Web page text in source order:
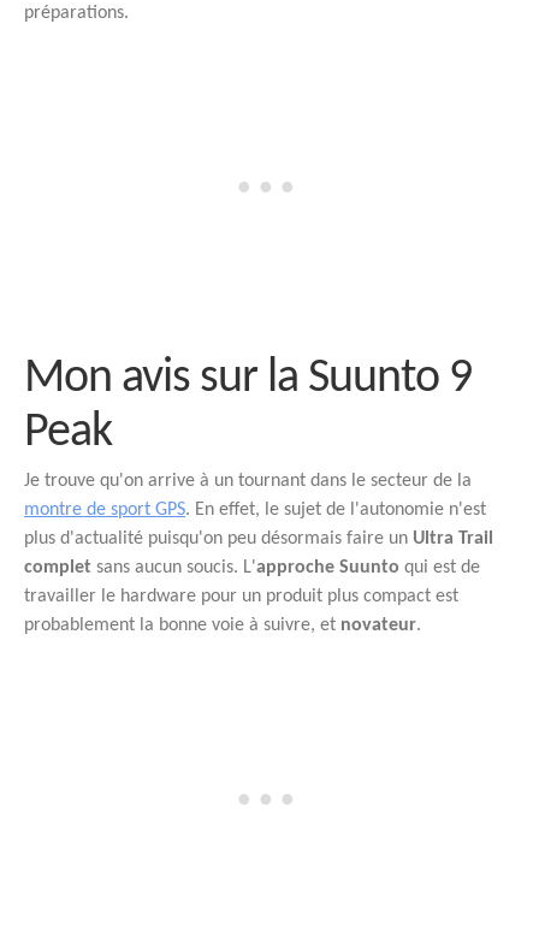
préparations.
Mon avis sur la Suunto 9
Peak
Je trouve qu'on arrive à un tournant dans le secteur de la
montre de sport GPS. En effet, le sujet de l'autonomie n'est
plus d'actualité puisqu'on peu désormais faire un Ultra Trail
complet sans aucun soucis. L'approche Suunto qui est de
travailler le hardware pour un produit plus compact est
probablement la bonne voie à suivre, et novateur.